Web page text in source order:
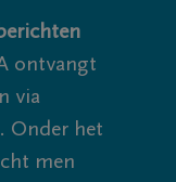
ontvangt
via
Onder het
men